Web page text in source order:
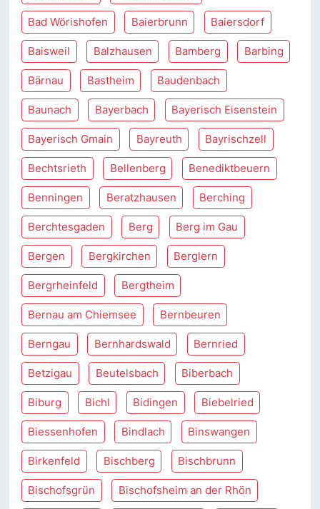
Bad Wörishofen Baierbrunn Baiersdorf
Baisweil Balzhausen Bamberg Barbing
Bärnau Bastheim Baudenbach
Baunach Bayerbach Bayerisch Eisenstein
Bayerisch Gmain Bayreuth Bayrischzell
Bechtsrieth Bellenberg Benediktbeuern
Benningen Beratzhausen Berching
Berchtesgaden Berg Berg im Gau
Bergen Bergkirchen Berglern
Bergrheinfeld Bergtheim
Bernau am Chiemsee Bernbeuren
Berngau Bernhardswald Bernried
Betzigau Beutelsbach Biberbach
Biburg Bichl Bidingen Biebelried
Biessenhofen Bindlach Binswangen
Birkenfeld Bischberg Bischbrunn
Bischofsgrün Bischofsheim an der Rhön